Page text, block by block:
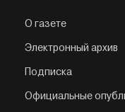
О газете
Электронный архив
Подписка
Официальные